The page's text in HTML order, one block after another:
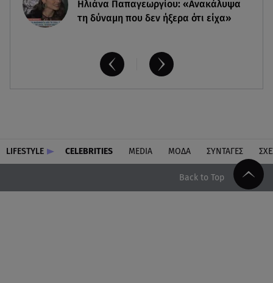
Ηλιάνα Παπαγεωργίου: «Ανακάλυψα
τη δύναμη που δεν ήξερα ότι είχα»
LIFESTYLE CELEBRITIES MEDIA ΜΟΔΑ ΣΥΝΤΑΓΕΣ
Back to Top